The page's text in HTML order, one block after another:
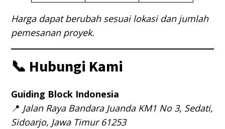
Harga dapat berubah sesuai lokasi dan jumlah
pemesanan proyek.
📞 Hubungi Kami
Guiding Block Indonesia
📍 Jalan Raya Bandara Juanda KM1 No 3, Sedati,
Sidoarjo, Jawa Timur 61253